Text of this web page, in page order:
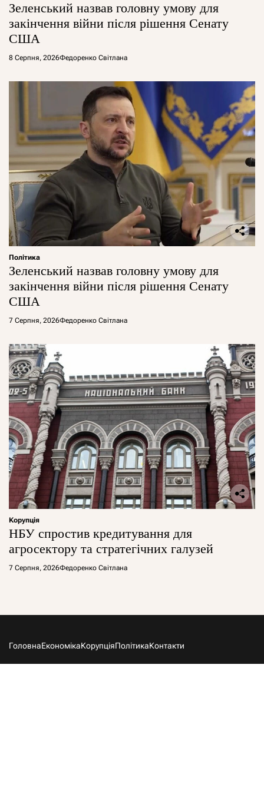
Зеленський назвав головну умову для
закінчення війни після рішення Сенату
США
8 Серпня, 2026Федоренко Світлана
Політика
Зеленський назвав головну умову для
закінчення війни після рішення Сенату
США
7 Серпня, 2026Федоренко Світлана
Корупція
НБУ спростив кредитування для
агросектору та стратегічних галузей
7 Серпня, 2026Федоренко Світлана
ГоловнаЕкономікаКорупціяПолітикаКонтакти